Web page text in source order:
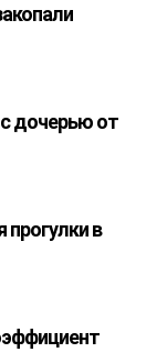
дочерью от
прогулки в